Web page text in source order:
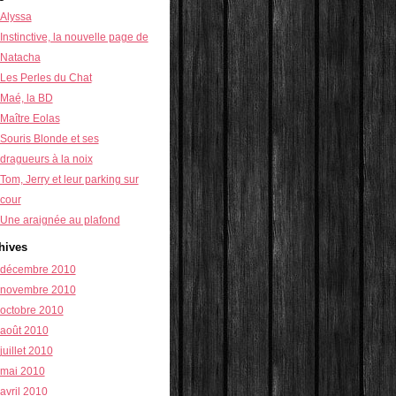
Alyssa
Instinctive, la nouvelle page de
Natacha
Les Perles du Chat
Maé, la BD
Maître Eolas
Souris Blonde et ses
dragueurs à la noix
Tom, Jerry et leur parking sur
cour
Une araignée au plafond
décembre 2010
novembre 2010
octobre 2010
août 2010
juillet 2010
mai 2010
avril 2010